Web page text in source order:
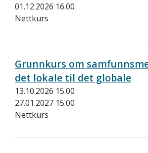
01.12.2026 16.00
Nettkurs
Grunnkurs om
det lokale til det globale
13.10.2026 15.00
27.01.2027 15.00
Nettkurs